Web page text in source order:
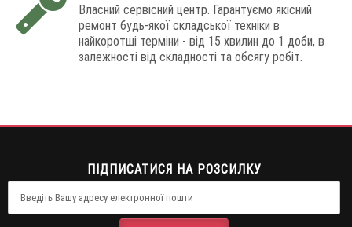
Власний сервісний центр. Гарантуємо якісний
ремонт будь-якої складської техніки в
найкоротші терміни - від 15 хвилин до 1 доби, в
залежності від складності та обсягу робіт.
ПІДПИСАТИСЯ НА РОЗСИЛКУ